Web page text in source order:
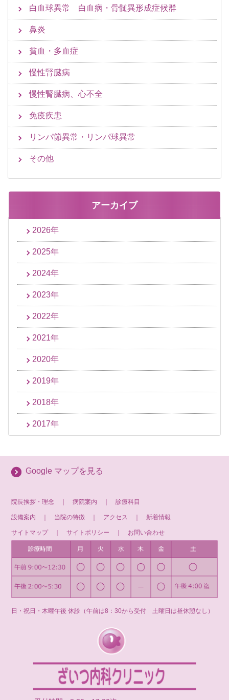
白血球異常 白血病・骨髄異形成症候群
鼻炎
貧血・多血症
慢性腎臓病
慢性腎臓病、心不全
免疫疾患
リンパ節異常・リンパ球異常
その他
アーカイブ
2026年
2025年
2024年
2023年
2022年
2021年
2020年
2019年
2018年
2017年
Google マップを見る
院長挨拶・理念 ｜病院案内 ｜診療科目
設備案内 当院の特徴 アクセス 新着情報
サイトマップ｜サイトポリシー お問い合わせ
日・祝日・木曜午後 休診（午前は8：30から受付 土曜日は昼休憩なし）